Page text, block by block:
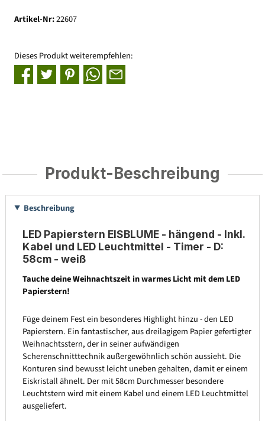
Artikel-Nr:22607
Dieses Produkt weiterempfehlen:
Produkt-Beschreibung
Beschreibung
LED Papierstern EISBLUME - hängend - Inkl.
Kabel und LED Leuchtmittel - Timer - D:
58cm - weiß
Tauche deine Weihnachtszeit in warmes Licht mit dem LED
Papierstern!
Füge deinem Fest ein besonderes Highlight hinzu - den LED
Papierstern. Ein fantastischer, aus dreilagigem Papier gefertigter
Weihnachtsstern, der in seiner aufwändigen
Scherenschnitttechnik außergewöhnlich schön aussieht. Die
Konturen sind bewusst leicht uneben gehalten, damit er einem
Eiskristall ähnelt. Der mit 58cm Durchmesser besondere
Leuchtstern wird mit einem Kabel und einem LED Leuchtmittel
ausgeliefert.